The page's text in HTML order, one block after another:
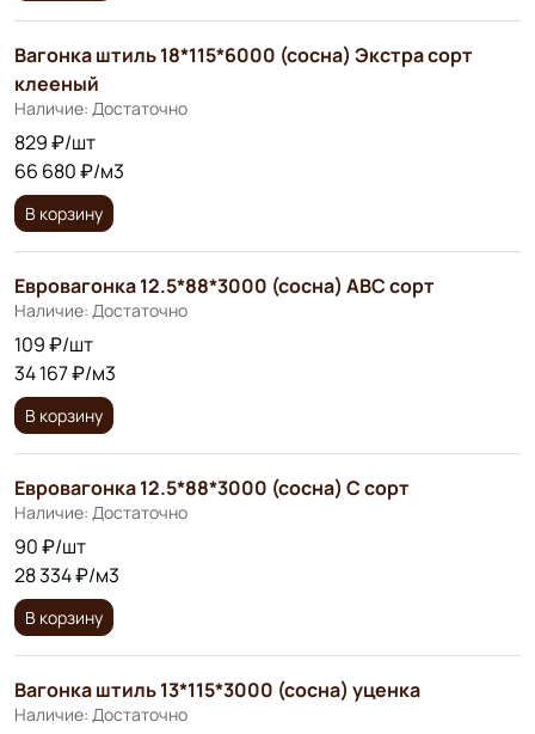
Вагонка штиль 18*115*6000 (сосна) Экстра сорт
клееный
Наличие: Достаточно
829 ₽/шт
66 680 ₽/м3
В корзину
Евровагонка 12.5*88*3000 (сосна) АВС сорт
Наличие: Достаточно
109 ₽/шт
34 167 ₽/м3
В корзину
Евровагонка 12.5*88*3000 (сосна) С сорт
Наличие: Достаточно
90 ₽/шт
28 334 ₽/м3
В корзину
Вагонка штиль 13*115*3000 (сосна) уценка
Наличие: Достаточно